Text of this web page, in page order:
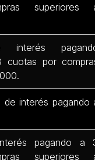
superiores
cuotas por
interés pagando
pagando a
superiores